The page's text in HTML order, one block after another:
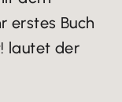
erstes Buch
lautet der